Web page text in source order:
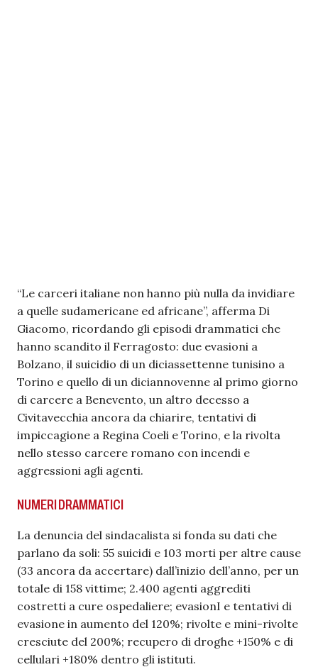
“Le carceri italiane non hanno più nulla da invidiare
a quelle sudamericane ed africane”, afferma Di
Giacomo, ricordando gli episodi drammatici che
hanno scandito il Ferragosto: due evasioni a
Bolzano, il suicidio di un diciassettenne tunisino a
Torino e quello di un diciannovenne al primo giorno
di carcere a Benevento, un altro decesso a
Civitavecchia ancora da chiarire, tentativi di
impiccagione a Regina Coeli e Torino, e la rivolta
nello stesso carcere romano con incendi e
aggressioni agli agenti.
NUMERI DRAMMATICI
La denuncia del sindacalista si fonda su dati che
parlano da soli: 55 suicidi e 103 morti per altre cause
(33 ancora da accertare) dall’inizio dell’anno, per un
totale di 158 vittime; 2.400 agenti aggrediti
costretti a cure ospedaliere; evasionI e tentativi di
evasione in aumento del 120%; rivolte e mini-rivolte
cresciute del 200%; recupero di droghe +150% e di
cellulari +180% dentro gli istituti.